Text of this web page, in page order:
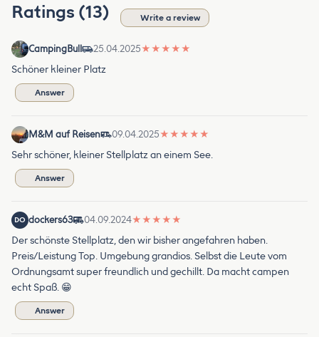
Ratings (13) Write a review
CampingBull 25.04.2025★ ★ ★ ★ ★
Schöner kleiner Platz
Answer
M&M auf Reisen 09.04.2025★ ★ ★ ★ ★
Sehr schöner, kleiner Stellplatz an einem See.
Answer
DO dockers63 04.09.2024★ ★ ★ ★ ★
Der schönste Stellplatz, den wir bisher angefahren haben.
Preis/Leistung Top. Umgebung grandios. Selbst die Leute vom
Ordnungsamt super freundlich und gechillt. Da macht campen
echt Spaß. 😁
Answer